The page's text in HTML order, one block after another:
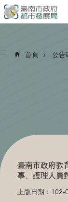
跳到主要內容區塊
::: 首頁 公告
臺南市政府教
事、護理人員
上版日期：